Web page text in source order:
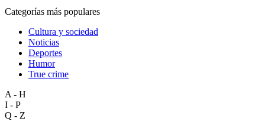
Categorías más populares
Cultura y sociedad
Noticias
Deportes
Humor
True crime
A - H
I - P
Q - Z